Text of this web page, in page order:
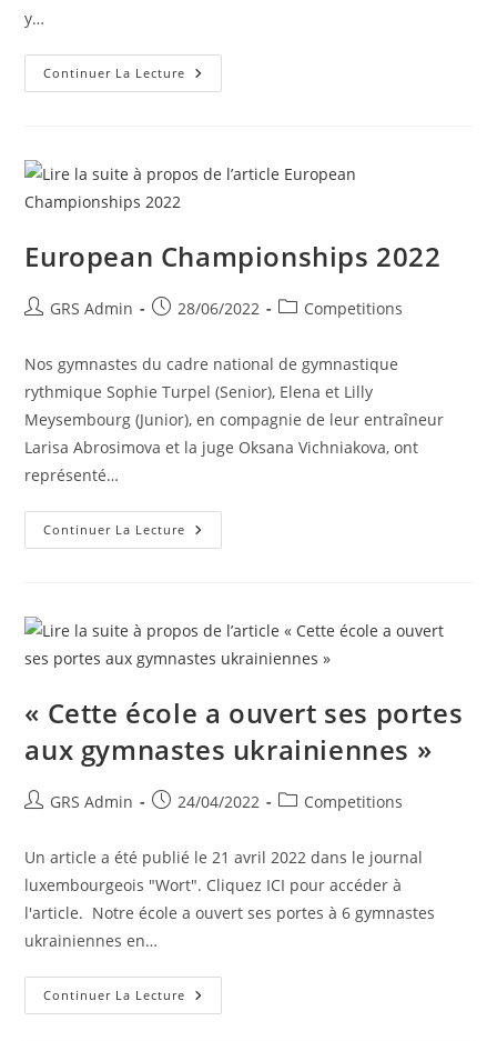
y…
Continuer La Lecture
European Championships 2022
GRS Admin 28/06/2022 Competitions
Nos gymnastes du cadre national de gymnastique
rythmique Sophie Turpel (Senior), Elena et Lilly
Meysembourg (Junior), en compagnie de leur entraîneur
Larisa Abrosimova et la juge Oksana Vichniakova, ont
représenté…
Continuer La Lecture
« Cette école a ouvert ses portes
aux gymnastes ukrainiennes »
GRS Admin 24/04/2022 Competitions
Un article a été publié le 21 avril 2022 dans le journal
luxembourgeois "Wort". Cliquez ICI pour accéder à
l'article. Notre école a ouvert ses portes à 6 gymnastes
ukrainiennes en…
Continuer La Lecture